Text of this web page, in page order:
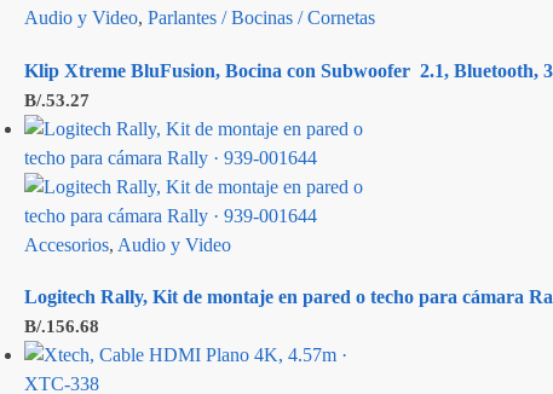
Audio y Video, Parlantes / Bocinas / Cornetas
Klip Xtreme BluFusion, Bocina con Subwoofer 2.1, Bluetooth,
B/.53.27
Accesorios, Audio y Video
Logitech Rally, Kit de montaje en pared o techo para cámara
B/.156.68